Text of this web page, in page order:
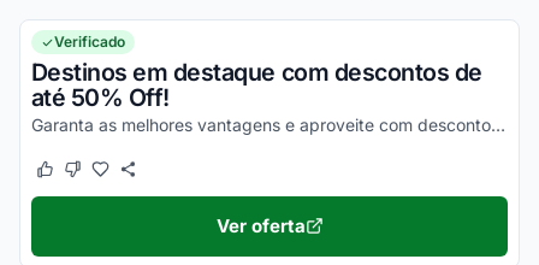
Verificado
Destinos em destaque com descontos de
até 50% Off!
Garanta as melhores vantagens e aproveite com descontos imperdíveis!
Este cupom funcionou
Este cupom não funcionou
Ver oferta